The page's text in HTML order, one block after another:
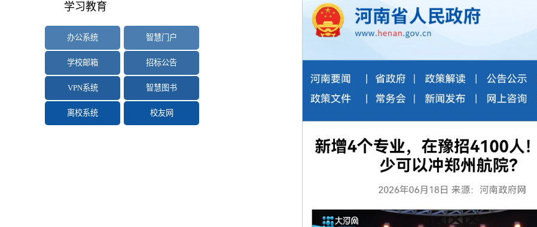
学习教育
办公系统
学校邮箱
VPN系统
离校系统
智慧门户
招标公告
智慧图书
校友网